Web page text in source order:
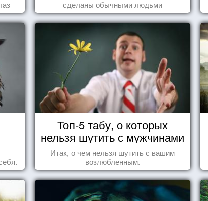
сделаны обычными людьми
Топ-5 табу, о которых
нельзя шутить с мужчинами
Итак, о чем нельзя шутить с вашим
возлюбленным.